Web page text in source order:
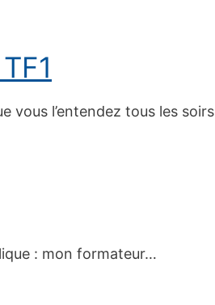
vous l’entendez tous les soirs
: mon formateur…